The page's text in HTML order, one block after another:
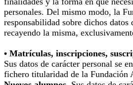
personales. Del mismo modo, la
responsabilidad sobre dichos datos
recayendo la misma,
• Matrículas, inscripciones,
Sus datos de carácter personal se
fichero titularidad de la Fundación